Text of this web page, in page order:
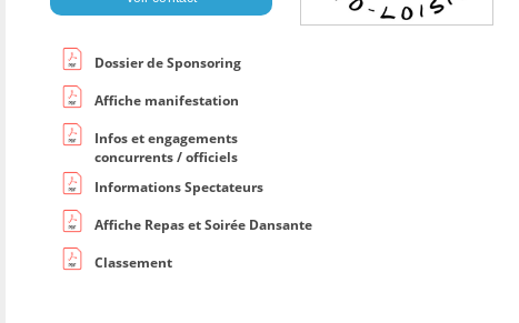
Dossier de Sponsoring
Affiche manifestation
Infos et engagements
concurrents / officiels
Informations Spectateurs
Affiche Repas et Soirée Dansante
Classement